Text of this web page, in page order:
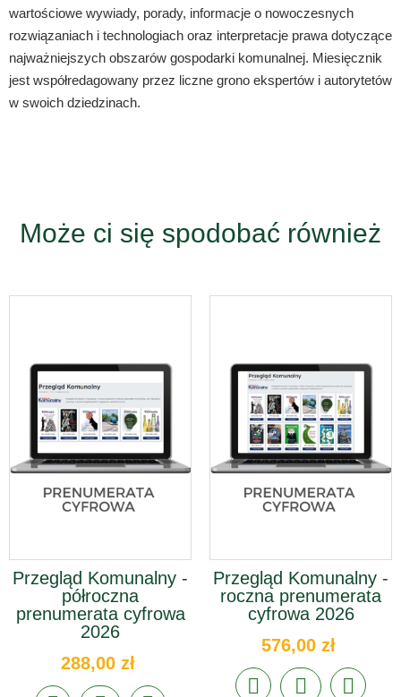
wartościowe wywiady, porady, informacje o nowoczesnych
rozwiązaniach i technologiach oraz interpretacje prawa dotyczące
najważniejszych obszarów gospodarki komunalnej. Miesięcznik
jest współredagowany przez liczne grono ekspertów i autorytetów
w swoich dziedzinach.
Może ci się spodobać również
Przegląd Komunalny -
półroczna
prenumerata cyfrowa
2026
288,00 zł
Przegląd Komunalny -
roczna prenumerata
cyfrowa 2026
576,00 zł